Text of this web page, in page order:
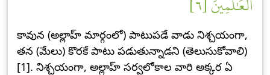
కావున (అల్లాహ్ మార్గంలో) పాటుపడే వాడు నిశ్చయంగా,
తన (మేలు) కొరకే పాటు పడుతున్నాడని (తెలుసుకోవాలి)
[1]. నిశ్చయంగా, అల్లాహ్ సర్వలోకాల వారి అక్కర ఏ